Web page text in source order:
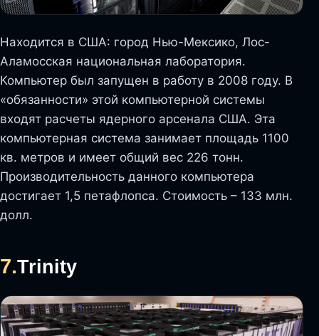
Находится в США: город Нью-Мексико, Лос-
Аламосская национальная лаборатория.
Компьютер был запущен в работу в 2008 году. В
«обязанности» этой компьютерной системы
входят расчеты ядерного арсенала США. Эта
компьютерная система занимает площадь 1100
кв. метров и имеет общий вес 226 тонн.
Производительность данного компьютера
достигает 1,5 петафлопса. Стоимость – 133 млн.
долл.
7.Trinity